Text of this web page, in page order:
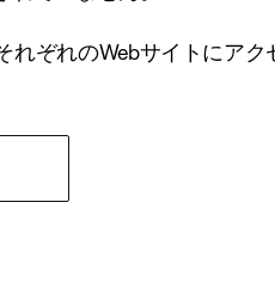
ぞれのWebサイトにア